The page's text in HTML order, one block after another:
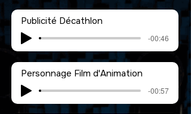
Publicité Décathlon
-00:46
Personnage Film d'Animation
-00:57